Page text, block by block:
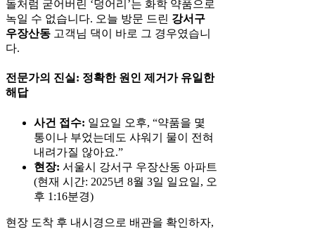
돌처럼 굳어버린 ‘덩어리’는 화학 약품으로
녹일 수 없습니다. 오늘 방문 드린 강서구
우장산동 고객님 댁이 바로 그 경우였습니
다.
전문가의 진실: 정확한 원인 제거가 유일한
해답
사건 접수: 일요일 오후, “약품을 몇
통이나 부었는데도 샤워기 물이 전혀
내려가질 않아요.”
현장: 서울시 강서구 우장산동 아파트
(현재 시간: 2025년 8월 3일 일요일, 오
후 1:16분경)
현장 도착 후 내시경으로 배관을 확인하자,